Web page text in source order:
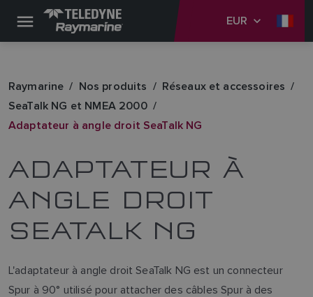
EUR
Raymarine Nos produits
Réseaux et accessoires
SeaTalk NG et NMEA 2000
Adaptateur à angle droit SeaTalk NG
ADAPTATEUR À
ANGLE DROIT
SEATALK NG
L'adaptateur à angle droit SeaTalk NG est un connecteur
Spur à 90° utilisé pour attacher des câbles Spur à des